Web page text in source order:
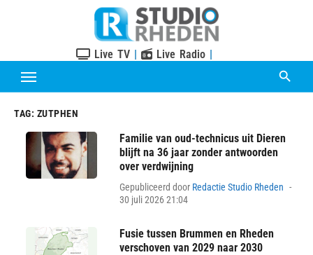
Live TV | Live Radio |
TAG: ZUTPHEN
Familie van oud-technicus uit Dieren
blijft na 36 jaar zonder antwoorden
over verdwijning
Gepubliceerd door Redactie Studio Rheden
30 juli 2026 21:04
Fusie tussen Brummen en Rheden
verschoven van 2029 naar 2030